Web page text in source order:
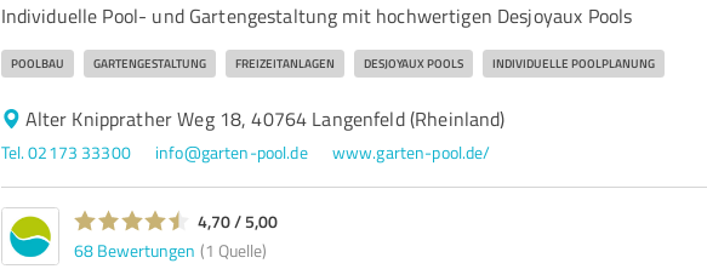
Individuelle Pool- und Gartengestaltung mit hochwertigen Desjoyaux Pools
POOLBAU GARTENGESTALTUNG FREIZEITANLAGEN DESJOYAUX POOLS INDIVIDUELLE POOLPLANUNG
Alter Knipprather Weg 18, 40764 Langenfeld (Rheinland)
Tel. 02173 33300 info@garten-pool.de www.garten-pool.de/
4,70 / 5,00
68 Bewertungen (1 Quelle)